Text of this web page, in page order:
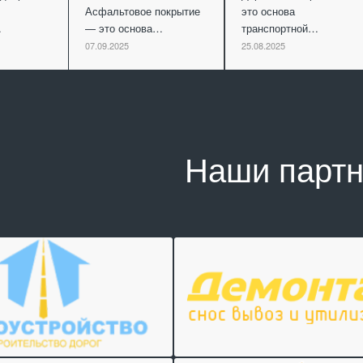
Асфальтовое покрытие
— это основа…
07.09.2025
это основа
транспортной…
25.08.2025
Наши